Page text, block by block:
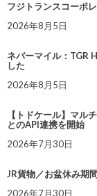
フジトランスコーポ
2026年8月5日
ネバーマイル：TGR
した
2026年8月5日
【トドケール】マル
とのAPI連携を開始
2026年7月30日
JR貨物／お盆休み期
2026年7月30日